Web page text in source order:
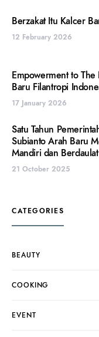
Berzakat Itu Kalcer
12 February 2026
Empowerment to
Baru Filantropi
17 January 2026
Satu Tahun
Subianto Arah Baru
Mandiri dan Berdaulat
21 October 2025
CATEGORIES
BEAUTY
COOKING
EVENT